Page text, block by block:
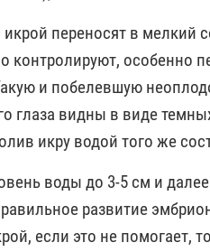
икрой переносят в
контролируют, особенно
и побелевшую
глаза видны в виде
икру водой того же
воды до 3-5 см и
развитие
если это не помогает,